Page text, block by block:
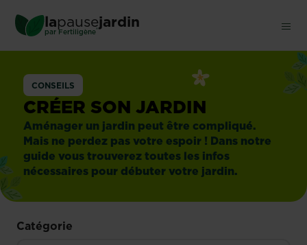
main
content
lapausejardin
par Fertiligène®
CONSEILS
CRÉER SON JARDIN
Aménager un jardin peut être compliqué.
Mais ne perdez pas votre espoir ! Dans notre
guide vous trouverez toutes les infos
nécessaires pour débuter votre jardin.
Catégorie